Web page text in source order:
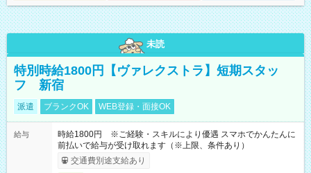
未読
特別時給1800円【ヴァレクストラ】短期スタッ
フ 新宿
派遣 ブランクOK WEB登録・面接OK
給与
時給1800円 ※ご経験・スキルにより優遇 スマホでかんたんに
前払いで給与が受け取れます（※上限、条件あり）
交通費別途支給あり